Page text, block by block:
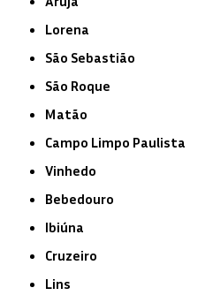
Lorena
São Sebastião
São Roque
Matão
Campo Limpo Paulista
Vinhedo
Bebedouro
Ibiúna
Cruzeiro
Lins